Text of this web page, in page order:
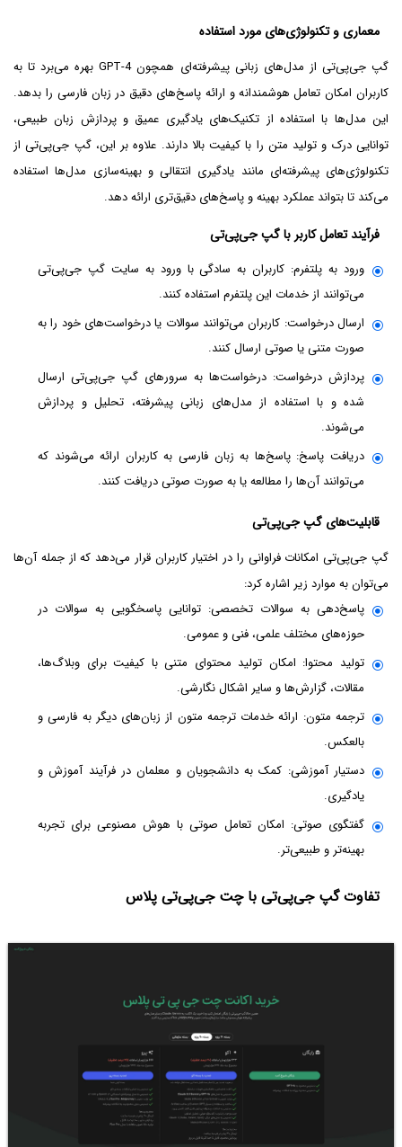
معماری و تکنولوژی‌های مورد استفاده
گپ جی‌پی‌تی از مدل‌های زبانی پیشرفته‌ای همچون GPT-4 بهره می‌برد تا به
کاربران امکان تعامل هوشمندانه و ارائه پاسخ‌های دقیق در زبان فارسی را بدهد.
این مدل‌ها با استفاده از تکنیک‌های یادگیری عمیق و پردازش زبان طبیعی،
توانایی درک و تولید متن را با کیفیت بالا دارند. علاوه بر این، گپ جی‌پی‌تی از
تکنولوژی‌های پیشرفته‌ای مانند یادگیری انتقالی و بهینه‌سازی مدل‌ها استفاده
می‌کند تا بتواند عملکرد بهینه و پاسخ‌های دقیق‌تری ارائه دهد.
فرآیند تعامل کاربر با گپ جی‌پی‌تی
ورود به پلتفرم: کاربران به سادگی با ورود به سایت گپ جی‌پی‌تی
می‌توانند از خدمات این پلتفرم استفاده کنند.
ارسال درخواست: کاربران می‌توانند سوالات یا درخواست‌های خود را به
صورت متنی یا صوتی ارسال کنند.
پردازش درخواست: درخواست‌ها به سرورهای گپ جی‌پی‌تی ارسال
شده و با استفاده از مدل‌های زبانی پیشرفته، تحلیل و پردازش
می‌شوند.
دریافت پاسخ: پاسخ‌ها به زبان فارسی به کاربران ارائه می‌شوند که
می‌توانند آن‌ها را مطالعه یا به صورت صوتی دریافت کنند.
قابلیت‌های گپ جی‌پی‌تی
گپ جی‌پی‌تی امکانات فراوانی را در اختیار کاربران قرار می‌دهد که از جمله آن‌ها
می‌توان به موارد زیر اشاره کرد:
پاسخ‌دهی به سوالات تخصصی: توانایی پاسخگویی به سوالات در
حوزه‌های مختلف علمی، فنی و عمومی.
تولید محتوا: امکان تولید محتوای متنی با کیفیت برای وبلاگ‌ها،
مقالات، گزارش‌ها و سایر اشکال نگارشی.
ترجمه متون: ارائه خدمات ترجمه متون از زبان‌های دیگر به فارسی و
بالعکس.
دستیار آموزشی: کمک به دانشجویان و معلمان در فرآیند آموزش و
یادگیری.
گفتگوی صوتی: امکان تعامل صوتی با هوش مصنوعی برای تجربه
بهینه‌تر و طبیعی‌تر.
تفاوت گپ جی‌پی‌تی با چت جی‌پی‌تی پلاس